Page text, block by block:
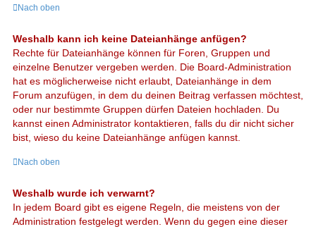
Nach oben
Weshalb kann ich keine Dateianhänge anfügen?
Rechte für Dateianhänge können für Foren, Gruppen und
einzelne Benutzer vergeben werden. Die Board-Administration
hat es möglicherweise nicht erlaubt, Dateianhänge in dem
Forum anzufügen, in dem du deinen Beitrag verfassen möchtest,
oder nur bestimmte Gruppen dürfen Dateien hochladen. Du
kannst einen Administrator kontaktieren, falls du dir nicht sicher
bist, wieso du keine Dateianhänge anfügen kannst.
Nach oben
Weshalb wurde ich verwarnt?
In jedem Board gibt es eigene Regeln, die meistens von der
Administration festgelegt werden. Wenn du gegen eine dieser